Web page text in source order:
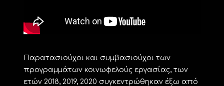
Παρατασιούχοι και συμβασιούχοι των
προγραμμάτων κοινωφελούς εργασίας, των
ετών 2018, 2019, 2020 συγκεντρώθηκαν έξω από